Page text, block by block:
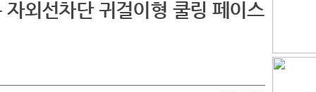
외선차단 귀걸이형 쿨링 페이스